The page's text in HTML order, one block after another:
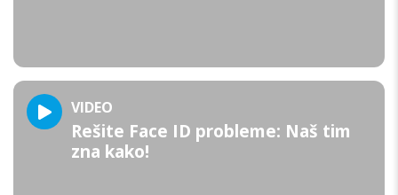
VIDEO
Rešite Face ID probleme: Naš tim
zna kako!